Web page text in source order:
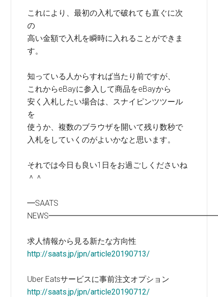
これにより、最初の入札で破れても直ぐに次
の
高い金額で入札を瞬時に入れることができま
す。
知っている人からすれば当たり前ですが、
これからeBayに参入して商品をeBayから
安く入札したい場合は、スナイピンツツール
を
使うか、複数のブラウザを開いて残り数秒で
入札をしていくのがよいかなと思います。
それでは今日も良い1日をお過ごしくださいね
＾＾
━SAATS
求人情報から見る新たな方向性
http://saats.jp/jpn/article20190713/
Uber Eatsサービスに事前注文オプション
http://saats.jp/jpn/article20190712/